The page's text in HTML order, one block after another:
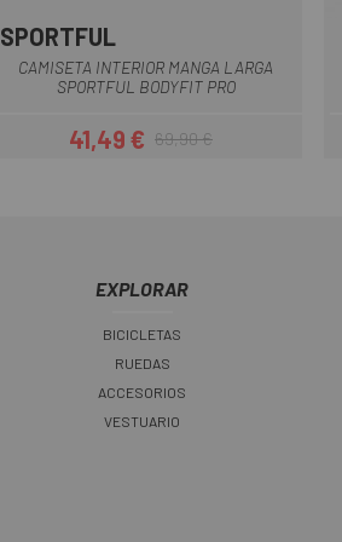
SPORTFUL
CAMISETA INTERIOR MANGA LARGA
SPORTFUL BODYFIT PRO
Precio
41,49 €Precio regular
69,90 €
EXPLORAR
BICICLETAS
RUEDAS
ACCESORIOS
VESTUARIO